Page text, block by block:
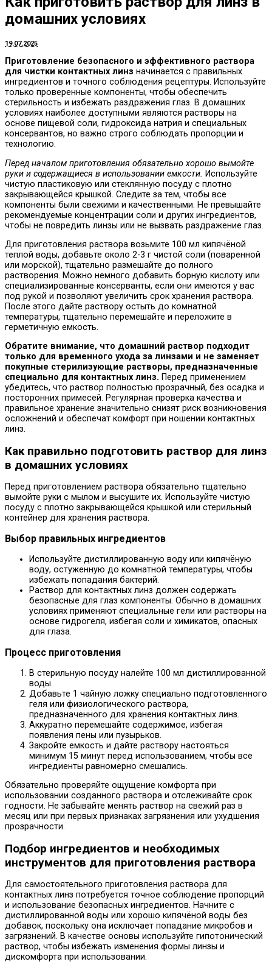
домашних условиях
19.07.2025
Приготовление безопасного и эффективного раствора
для чистки контактных линз начинается с правильных
ингредиентов и точного соблюдения рецептуры. Используйте
только проверенные компоненты, чтобы обеспечить
стерильность и избежать раздражения глаз. В домашних
условиях наиболее доступными являются растворы на
основе пищевой соли, гидроксида натрия и специальных
консервантов, но важно строго соблюдать пропорции и
технологию.
Перед началом приготовления обязательно хорошо вымойте
руки и содержащиеся в использовании емкости. Используйте
чистую пластиковую или стеклянную посуду с плотно
закрывающейся крышкой. Следите за тем, чтобы все
компоненты были свежими и качественными. Не превышайте
рекомендуемые концентрации соли и других ингредиентов,
чтобы не повредить линзы или не вызвать раздражение глаз.
Для приготовления раствора возьмите 100 мл кипячёной
теплой воды, добавьте около 2-3 г чистой соли (поваренной
или морской), тщательно размешайте до полного
растворения. Можно немного добавить борную кислоту или
специализированные консерванты, если они имеются у вас
под рукой и позволяют увеличить срок хранения раствора.
После этого дайте раствору остыть до комнатной
температуры, тщательно перемешайте и переложите в
герметичную емкость.
Обратите внимание, что домашний раствор подходит
только для временного ухода за линзами и не заменяет
покупные стерилизующие растворы, предназначенные
специально для контактных линз. Перед применением
убедитесь, что раствор полностью прозрачный, без осадка и
посторонних примесей. Регулярная проверка качества и
правильное хранение значительно снизят риск возникновения
осложнений и обеспечат комфорт при ношении контактных
линз.
Как правильно подготовить раствор для линз
в домашних условиях
Перед приготовлением раствора обязательно тщательно
вымойте руки с мылом и высушите их. Используйте чистую
посуду с плотно закрывающейся крышкой или стерильный
контейнер для хранения раствора.
Выбор правильных ингредиентов
Используйте дистиллированную воду или кипячёную
воду, остуженную до комнатной температуры, чтобы
избежать попадания бактерий.
Раствор для контактных линз должен содержать
безопасные для глаз компоненты. Обычно в домашних
условиях применяют специальные гели или растворы на
основе гидрогеля, избегая соли и химикатов, опасных
для глаза.
Процесс приготовления
В стерильную посуду налейте 100 мл дистиллированной
воды.
Добавьте 1 чайную ложку специально подготовленного
геля или физиологического раствора,
предназначенного для хранения контактных линз.
Аккуратно перемешайте содержимое, избегая
появления пены или пузырьков.
Закройте емкость и дайте раствору настояться
минимум 15 минут перед использованием, чтобы все
ингредиенты равномерно смешались.
Обязательно проверяйте ощущение комфорта при
использовании созданного раствора и отслеживайте срок
годности. Не забывайте менять раствор на свежий раз в
месяц или при первых признаках загрязнения или ухудшения
прозрачности.
Подбор ингредиентов и необходимых
инструментов для приготовления раствора
Для самостоятельного приготовления раствора для
контактных линз потребуется точное соблюдение пропорций
и использование безопасных ингредиентов. Начните с
дистиллированной воды или хорошо кипячёной воды без
добавок, поскольку она исключает попадание микробов и
загрязнений. В качестве основы используйте гипотонический
раствор, чтобы избежать изменения формы линзы и
дискомфорта при использовании.